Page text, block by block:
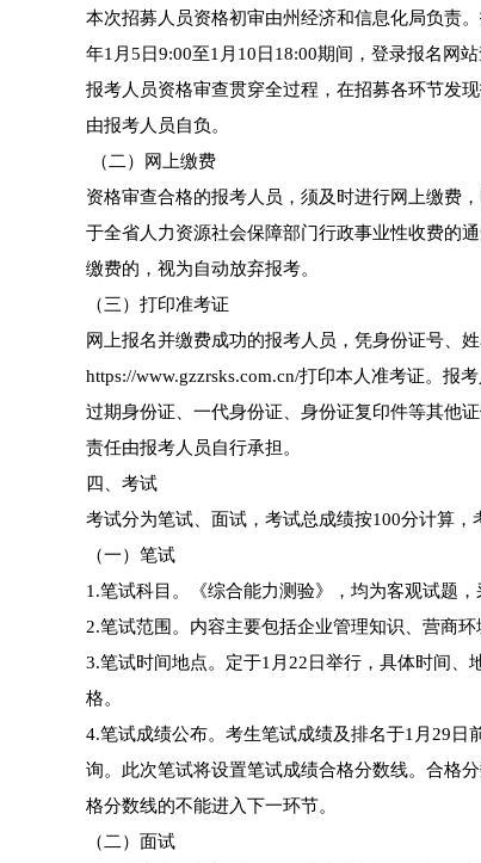
本次招募人员资格初审由州经济和信息化局负责
年1月5日9:00至1月10日18:00期间，登录报名网
报考人员资格审查贯穿全过程，在招募各环节发
由报考人员自负。
（二）网上缴费
资格审查合格的报考人员，须及时进行网上缴费
于全省人力资源社会保障部门行政事业性收费的
缴费的，视为自动放弃报考。
（三）打印准考证
网上报名并缴费成功的报考人员，凭身份证号、
https://www.gzzrsks.com.cn/打印本人准考证。报
过期身份证、一代身份证、身份证复印件等其他
责任由报考人员自行承担。
四、考试
考试分为笔试、面试，考试总成绩按100分计算，
（一）笔试
1.笔试科目。《综合能力测验》，均为客观试题
2.笔试范围。内容主要包括企业管理知识、营商
3.笔试时间地点。定于1月22日举行，具体时间
格。
4.笔试成绩公布。考生笔试成绩及排名于1月29日
询。此次笔试将设置笔试成绩合格分数线。合格
格分数线的不能进入下一环节。
（二）面试